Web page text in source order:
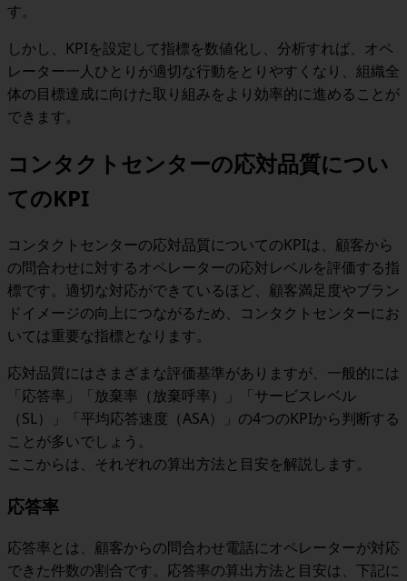
す。
しかし、KPIを設定して指標を数値化し、分析すれば、オペ
レーター一人ひとりが適切な行動をとりやすくなり、組織全
体の目標達成に向けた取り組みをより効率的に進めることが
できます。
コンタクトセンターの応対品質につい
てのKPI
コンタクトセンターの応対品質についてのKPIは、顧客から
の問合わせに対するオペレーターの応対レベルを評価する指
標です。適切な対応ができているほど、顧客満足度やブラン
ドイメージの向上につながるため、コンタクトセンターにお
いては重要な指標となります。
応対品質にはさまざまな評価基準がありますが、一般的には
「応答率」「放棄率（放棄呼率）」「サービスレベル
（SL）」「平均応答速度（ASA）」の4つのKPIから判断する
ことが多いでしょう。
ここからは、それぞれの算出方法と目安を解説します。
応答率
応答率とは、顧客からの問合わせ電話にオペレーターが対応
できた件数の割合です。応答率の算出方法と目安は、下記に